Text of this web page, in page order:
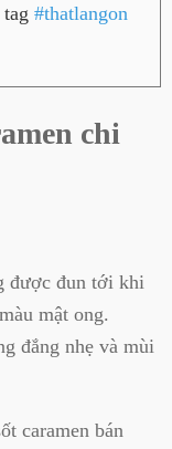
#thatlangon
chi
được đun tới khi
mật ong.
đắng nhẹ và mùi
caramen bán